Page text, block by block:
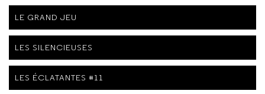
LE GRAND JEU
LES SILENCIEUSES
LES ÉCLATANTES #11